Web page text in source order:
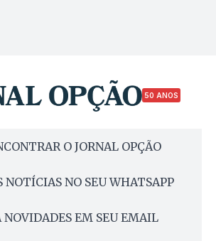
50 ANOS
O JORNAL OPÇÃO
NOTÍCIAS NO SEU WHATSAPP
NOVIDADES EM SEU EMAIL